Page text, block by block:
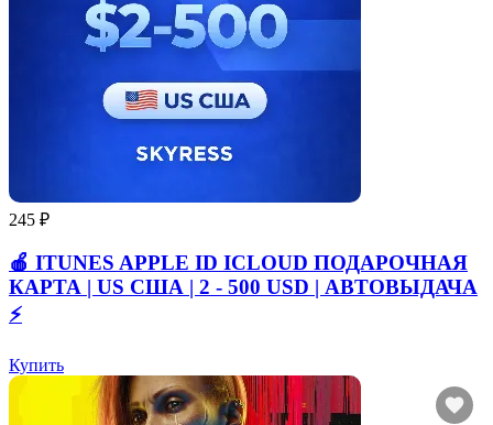
245 ₽
🍎 ITUNES APPLE ID ICLOUD ПОДАРОЧНАЯ
КАРТА | US США | 2 - 500 USD | АВТОВЫДАЧА
⚡️
Купить